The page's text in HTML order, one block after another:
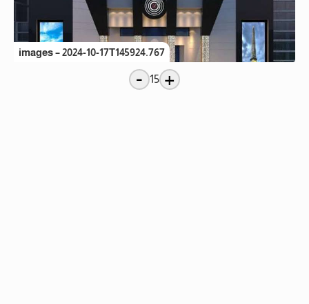
images – 2024-10-17T145924.767
+
15
-